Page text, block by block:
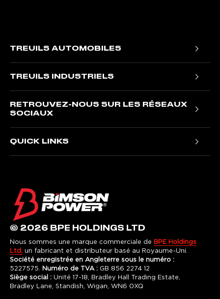
TREUILS AUTOMOBILES
Treuils furtifs
Treuils de samouraï
Treuils Gladiateur
TREUILS INDUSTRIELS
Treuils hydrauliques NH
Treuils hydrauliques JR
RETROUVEZ-NOUS SUR LES RÉSEAUX
SOCIAUX
Instagram
QUICK LINKS
Informations sur la garantie
Avis de traitement équitable
Politique de confidentialité
© 2026 BPE HOLDINGS LTD
Nous sommes une marque commerciale de BPE Holdings
Ltd, un fabricant et distributeur basé au Royaume-Uni.
Société enregistrée en Angleterre sous le numéro :
5227575. Numéro de TVA : GB 856 2274 12
Siège social : Unité 17-18, Bradley Hall Trading Estate,
Bradley Lane, Standish, Wigan, WN6 0XQ